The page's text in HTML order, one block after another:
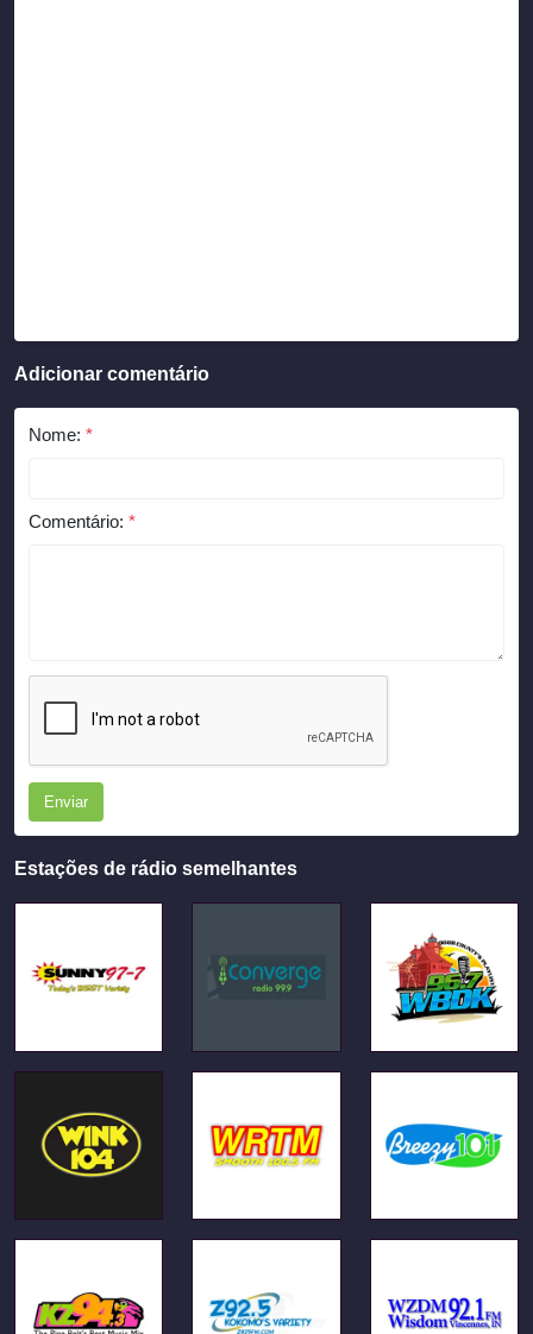
Adicionar comentário
Nome: *
Comentário: *
Enviar
Estações de rádio semelhantes